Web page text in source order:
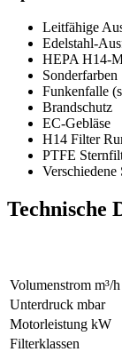
Leitfähige
Edelstahl-
HEPA H14-
Sonderfarben
Funkenfalle
Brandschutz
EC-Gebläse
H14 Filter
PTFE
Verschiedene
Technische
Volumenstrom m³/h
Unterdruck mbar
Motorleistung kW
Filterklassen